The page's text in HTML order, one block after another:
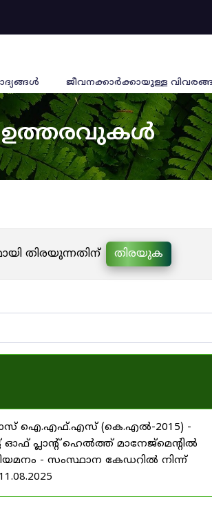
ജീവനക്കാര്‍ക്കായുള്ള
ഉത്തരവുകൾ
തിരയുന്നതിന് തിരയുക
ഐ.എഫ്.എസ് (കെ.എൽ-2015) -
ഓഫ് പ്ലാന്റ് ഹെൽത്ത് മാനേജ്‌മെന്റിൽ
- സംസ്ഥാന കേഡറിൽ നിന്ന്